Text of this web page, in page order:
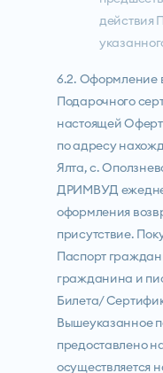
действия
6.2. Оформление
Подарочного
настоящей
по адресу
Ялта, с.
ДРИМВУД
оформления
присутствие.
Паспорт
гражданина и
Билета/
Вышеуказанное
предоставлено
осуществляется